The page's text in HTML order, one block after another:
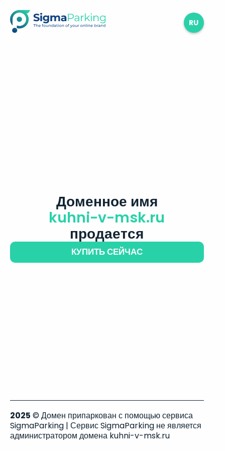
RU
Доменное имя
kuhni-v-msk.ru
продается
КУПИТЬ СЕЙЧАС
2025 © Домен припаркован с помощью сервиса
SigmaParking | Сервис SigmaParking не является
администратором домена kuhni-v-msk.ru